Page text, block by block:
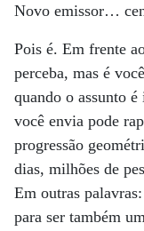
Novo emissor…
Pois é. Em frente
perceba, mas é
quando o assunto
você envia pode
progressão
dias, milhões de
Em outras
para ser também